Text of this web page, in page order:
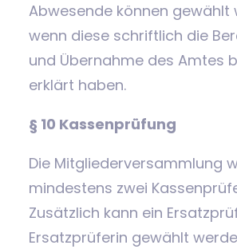
Abwesende können gewählt
wenn diese schriftlich die
und Übernahme des Amtes
erklärt haben.
§ 10 Kassenprüfung
Die Mitgliederversammlung
mindestens zwei
Zusätzlich kann ein
Ersatzprüferin gewählt